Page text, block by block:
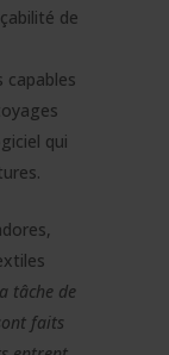
de
capables
qui
tâche de
faits